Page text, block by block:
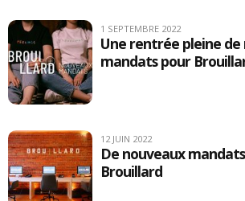
1 SEPTEMBRE 2022
Une rentrée pleine de
mandats pour
12 JUIN 2022
De nouveaux
Brouillard